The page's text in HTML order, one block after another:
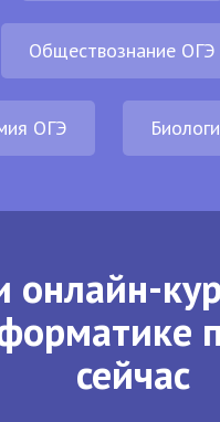
Обществознание ОГЭ
ОГЭ
онлайн-
сейчас